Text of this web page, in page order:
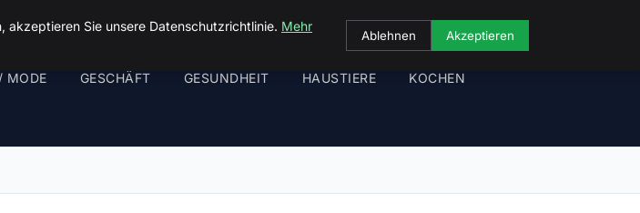
MODE GESCHÄFT GESUNDHEIT HAUSTIERE KOCHEN
akzeptieren Sie unsere Datenschutzrichtlinie. Mehr
Ablehnen Akzeptieren